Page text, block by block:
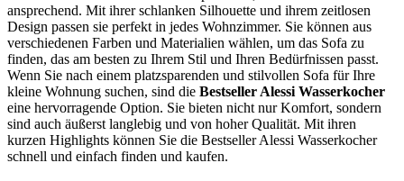
ansprechend. Mit ihrer schlanken Silhouette und ihrem zeitlosen
Design passen sie perfekt in jedes Wohnzimmer. Sie können aus
verschiedenen Farben und Materialien wählen, um das Sofa zu
finden, das am besten zu Ihrem Stil und Ihren Bedürfnissen passt.
Wenn Sie nach einem platzsparenden und stilvollen Sofa für Ihre
kleine Wohnung suchen, sind die Bestseller Alessi Wasserkocher
eine hervorragende Option. Sie bieten nicht nur Komfort, sondern
sind auch äußerst langlebig und von hoher Qualität. Mit ihren
kurzen Highlights können Sie die Bestseller Alessi Wasserkocher
schnell und einfach finden und kaufen.